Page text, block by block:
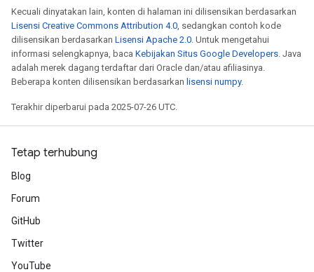
Kecuali dinyatakan lain, konten di halaman ini dilisensikan berdasarkan
Lisensi Creative Commons Attribution 4.0, sedangkan contoh kode
dilisensikan berdasarkan Lisensi Apache 2.0. Untuk mengetahui
informasi selengkapnya, baca Kebijakan Situs Google Developers. Java
adalah merek dagang terdaftar dari Oracle dan/atau afiliasinya.
Beberapa konten dilisensikan berdasarkan lisensi numpy.
Terakhir diperbarui pada 2025-07-26 UTC.
Tetap terhubung
Blog
Forum
GitHub
Twitter
YouTube